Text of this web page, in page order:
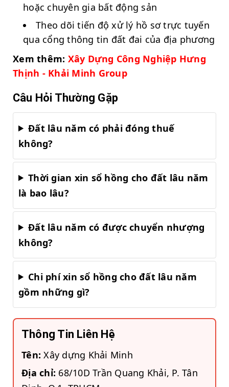
hoặc chuyên gia bất động sản
Theo dõi tiến độ xử lý hồ sơ trực tuyến
qua cổng thông tin đất đai của địa phương
Xem thêm: Xây Dựng Công Nghiệp Hưng
Thịnh - Khải Minh Group
Câu Hỏi Thường Gặp
Đất lâu năm có phải đóng thuế
không?
Thời gian xin sổ hồng cho đất lâu năm
là bao lâu?
Đất lâu năm có được chuyển nhượng
không?
Chi phí xin sổ hồng cho đất lâu năm
gồm những gì?
Thông Tin Liên Hệ
Tên: Xây dựng Khải Minh
Địa chỉ: 68/10D Trần Quang Khải, P. Tân